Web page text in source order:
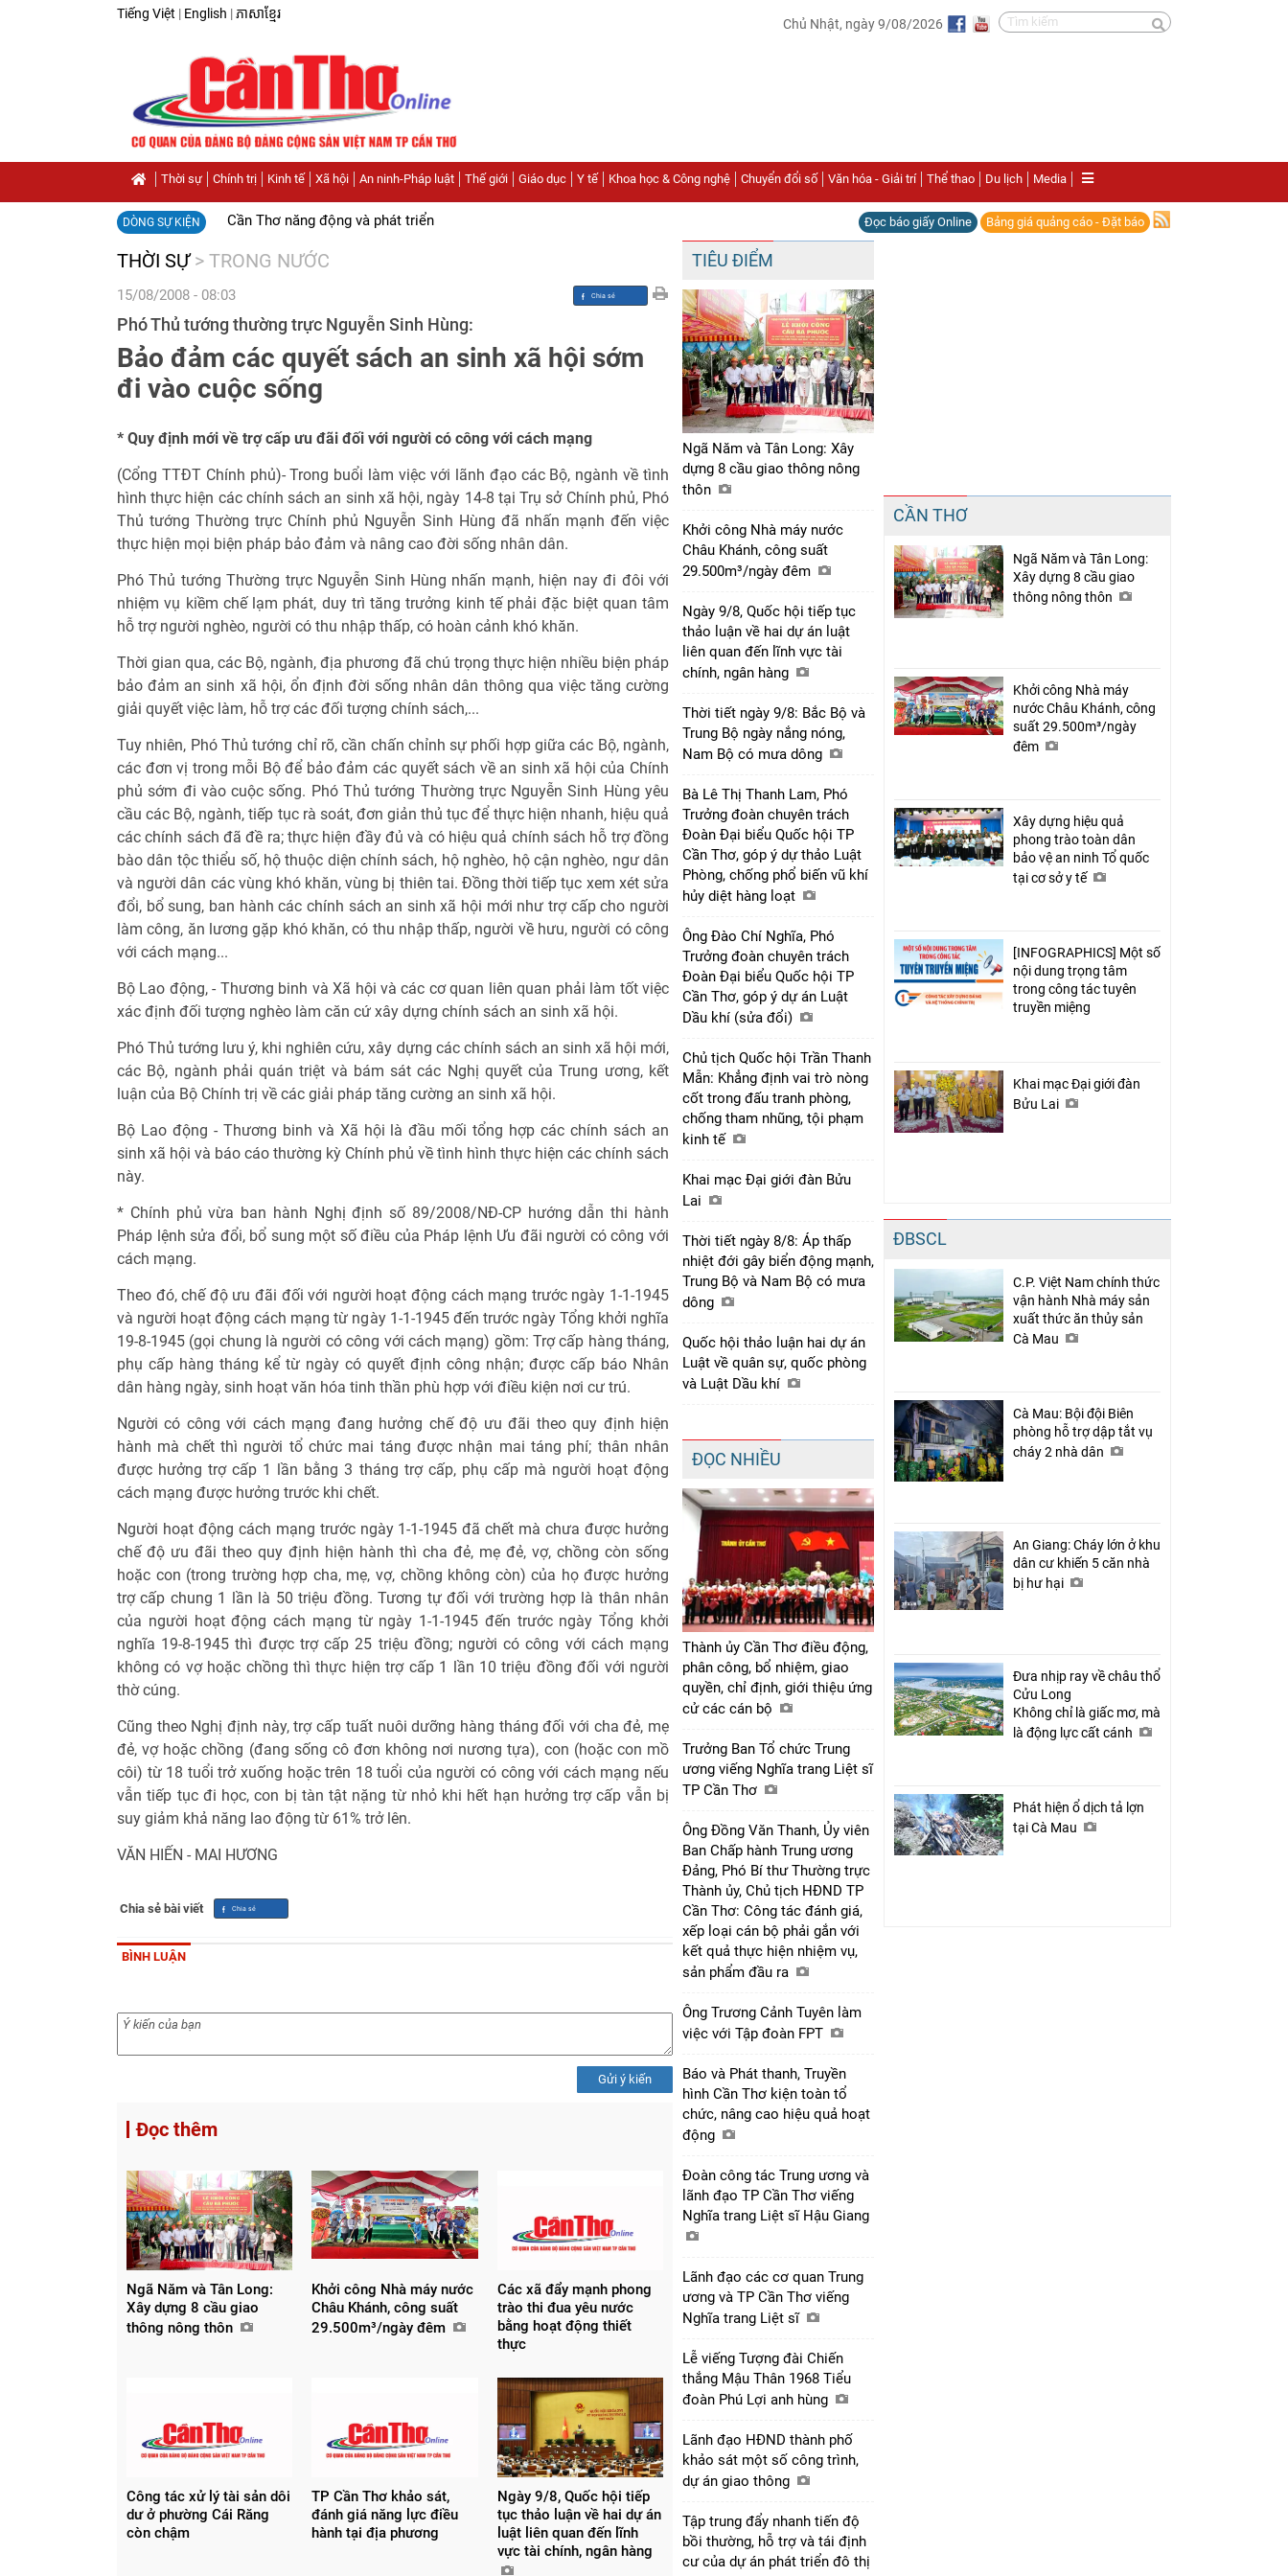
Tiếng Việt | English | ភាសាខ្មែរ
Chủ Nhật, ngày 9/08/2026
Thời sự Chính trị Kinh tế Xã hội An ninh-Pháp luật Thế giới Giáo dục Y tế Khoa học & Công nghệ Chuyển đổi số Văn hóa - Giải trí Thể thao Du lịch Media
DÒNG SỰ KIỆN Cần Thơ năng động và phát triển Đọc báo giấy Online Bảng giá quảng cáo - Đặt báo
THỜI SỰ > TRONG NƯỚC
15/08/2008 - 08:03
Chia sẻ
Phó Thủ tướng thường trực Nguyễn Sinh Hùng:
Bảo đảm các quyết sách an sinh xã hội sớm
đi vào cuộc sống
* Quy định mới về trợ cấp ưu đãi đối với người có công với cách mạng
(Cổng TTĐT Chính phủ)- Trong buổi làm việc với lãnh đạo các Bộ, ngành về tình
hình thực hiện các chính sách an sinh xã hội, ngày 14-8 tại Trụ sở Chính phủ, Phó
Thủ tướng Thường trực Chính phủ Nguyễn Sinh Hùng đã nhấn mạnh đến việc
thực hiện mọi biện pháp bảo đảm và nâng cao đời sống nhân dân.
Phó Thủ tướng Thường trực Nguyễn Sinh Hùng nhấn mạnh, hiện nay đi đôi với
nhiệm vụ kiềm chế lạm phát, duy trì tăng trưởng kinh tế phải đặc biệt quan tâm
hỗ trợ người nghèo, người có thu nhập thấp, có hoàn cảnh khó khăn.
Thời gian qua, các Bộ, ngành, địa phương đã chú trọng thực hiện nhiều biện pháp
bảo đảm an sinh xã hội, ổn định đời sống nhân dân thông qua việc tăng cường
giải quyết việc làm, hỗ trợ các đối tượng chính sách,...
Tuy nhiên, Phó Thủ tướng chỉ rõ, cần chấn chỉnh sự phối hợp giữa các Bộ, ngành,
các đơn vị trong mỗi Bộ để bảo đảm các quyết sách về an sinh xã hội của Chính
phủ sớm đi vào cuộc sống. Phó Thủ tướng Thường trực Nguyễn Sinh Hùng yêu
cầu các Bộ, ngành, tiếp tục rà soát, đơn giản thủ tục để thực hiện nhanh, hiệu quả
các chính sách đã đề ra; thực hiện đầy đủ và có hiệu quả chính sách hỗ trợ đồng
bào dân tộc thiểu số, hộ thuộc diện chính sách, hộ nghèo, hộ cận nghèo, ngư dân
và người dân các vùng khó khăn, vùng bị thiên tai. Đồng thời tiếp tục xem xét sửa
đổi, bổ sung, ban hành các chính sách an sinh xã hội mới như trợ cấp cho người
làm công, ăn lương gặp khó khăn, có thu nhập thấp, người về hưu, người có công
với cách mạng...
Bộ Lao động, - Thương binh và Xã hội và các cơ quan liên quan phải làm tốt việc
xác định đối tượng nghèo làm căn cứ xây dựng chính sách an sinh xã hội.
Phó Thủ tướng lưu ý, khi nghiên cứu, xây dựng các chính sách an sinh xã hội mới,
các Bộ, ngành phải quán triệt và bám sát các Nghị quyết của Trung ương, kết
luận của Bộ Chính trị về các giải pháp tăng cường an sinh xã hội.
Bộ Lao động - Thương binh và Xã hội là đầu mối tổng hợp các chính sách an
sinh xã hội và báo cáo thường kỳ Chính phủ về tình hình thực hiện các chính sách
này.
* Chính phủ vừa ban hành Nghị định số 89/2008/NĐ-CP hướng dẫn thi hành
Pháp lệnh sửa đổi, bổ sung một số điều của Pháp lệnh Ưu đãi người có công với
cách mạng.
Theo đó, chế độ ưu đãi đối với người hoạt động cách mạng trước ngày 1-1-1945
và người hoạt động cách mạng từ ngày 1-1-1945 đến trước ngày Tổng khởi nghĩa
19-8-1945 (gọi chung là người có công với cách mạng) gồm: Trợ cấp hàng tháng,
phụ cấp hàng tháng kể từ ngày có quyết định công nhận; được cấp báo Nhân
dân hàng ngày, sinh hoạt văn hóa tinh thần phù hợp với điều kiện nơi cư trú.
Người có công với cách mạng đang hưởng chế độ ưu đãi theo quy định hiện
hành mà chết thì người tổ chức mai táng được nhận mai táng phí; thân nhân
được hưởng trợ cấp 1 lần bằng 3 tháng trợ cấp, phụ cấp mà người hoạt động
cách mạng được hưởng trước khi chết.
Người hoạt động cách mạng trước ngày 1-1-1945 đã chết mà chưa được hưởng
chế độ ưu đãi theo quy định hiện hành thì cha đẻ, mẹ đẻ, vợ, chồng còn sống
hoặc con (trong trường hợp cha, mẹ, vợ, chồng không còn) của họ được hưởng
trợ cấp chung 1 lần là 50 triệu đồng. Tương tự đối với trường hợp là thân nhân
của người hoạt động cách mạng từ ngày 1-1-1945 đến trước ngày Tổng khởi
nghĩa 19-8-1945 thì được trợ cấp 25 triệu đồng; người có công với cách mạng
không có vợ hoặc chồng thì thực hiện trợ cấp 1 lần 10 triệu đồng đối với người
thờ cúng.
Cũng theo Nghị định này, trợ cấp tuất nuôi dưỡng hàng tháng đối với cha đẻ, mẹ
đẻ, vợ hoặc chồng (đang sống cô đơn không nơi nương tựa), con (hoặc con mồ
côi) từ 18 tuổi trở xuống hoặc trên 18 tuổi của người có công với cách mạng nếu
vẫn tiếp tục đi học, con bị tàn tật nặng từ nhỏ khi hết hạn hưởng trợ cấp vẫn bị
suy giảm khả năng lao động từ 61% trở lên.
VĂN HIẾN - MAI HƯƠNG
Chia sẻ bài viết
BÌNH LUẬN
Gửi ý kiến
Đọc thêm
Ngã Năm và Tân Long:
Xây dựng 8 cầu giao
thông nông thôn
Khởi công Nhà máy nước
Châu Khánh, công suất
29.500m³/ngày đêm
Các xã đẩy mạnh phong
trào thi đua yêu nước
bằng hoạt động thiết
thực
Công tác xử lý tài sản dôi
dư ở phường Cái Răng
còn chậm
TP Cần Thơ khảo sát,
đánh giá năng lực điều
hành tại địa phương
Ngày 9/8, Quốc hội tiếp
tục thảo luận về hai dự án
luật liên quan đến lĩnh
vực tài chính, ngân hàng
TIÊU ĐIỂM
Ngã Năm và Tân Long: Xây
dựng 8 cầu giao thông nông
thôn
Khởi công Nhà máy nước
Châu Khánh, công suất
29.500m³/ngày đêm
Ngày 9/8, Quốc hội tiếp tục
thảo luận về hai dự án luật
liên quan đến lĩnh vực tài
chính, ngân hàng
Thời tiết ngày 9/8: Bắc Bộ và
Trung Bộ ngày nắng nóng,
Nam Bộ có mưa dông
Bà Lê Thị Thanh Lam, Phó
Trưởng đoàn chuyên trách
Đoàn Đại biểu Quốc hội TP
Cần Thơ, góp ý dự thảo Luật
Phòng, chống phổ biến vũ khí
hủy diệt hàng loạt
Ông Đào Chí Nghĩa, Phó
Trưởng đoàn chuyên trách
Đoàn Đại biểu Quốc hội TP
Cần Thơ, góp ý dự án Luật
Dầu khí (sửa đổi)
Chủ tịch Quốc hội Trần Thanh
Mẫn: Khẳng định vai trò nòng
cốt trong đấu tranh phòng,
chống tham nhũng, tội phạm
kinh tế
Khai mạc Đại giới đàn Bửu
Lai
Thời tiết ngày 8/8: Áp thấp
nhiệt đới gây biển động mạnh,
Trung Bộ và Nam Bộ có mưa
dông
Quốc hội thảo luận hai dự án
Luật về quân sự, quốc phòng
và Luật Dầu khí
ĐỌC NHIỀU
Thành ủy Cần Thơ điều động,
phân công, bổ nhiệm, giao
quyền, chỉ định, giới thiệu ứng
cử các cán bộ
Trưởng Ban Tổ chức Trung
ương viếng Nghĩa trang Liệt sĩ
TP Cần Thơ
Ông Đồng Văn Thanh, Ủy viên
Ban Chấp hành Trung ương
Đảng, Phó Bí thư Thường trực
Thành ủy, Chủ tịch HĐND TP
Cần Thơ: Công tác đánh giá,
xếp loại cán bộ phải gắn với
kết quả thực hiện nhiệm vụ,
sản phẩm đầu ra
Ông Trương Cảnh Tuyên làm
việc với Tập đoàn FPT
Báo và Phát thanh, Truyền
hình Cần Thơ kiện toàn tổ
chức, nâng cao hiệu quả hoạt
động
Đoàn công tác Trung ương và
lãnh đạo TP Cần Thơ viếng
Nghĩa trang Liệt sĩ Hậu Giang
Lãnh đạo các cơ quan Trung
ương và TP Cần Thơ viếng
Nghĩa trang Liệt sĩ
Lễ viếng Tượng đài Chiến
thắng Mậu Thân 1968 Tiểu
đoàn Phú Lợi anh hùng
Lãnh đạo HĐND thành phố
khảo sát một số công trình,
dự án giao thông
Tập trung đẩy nhanh tiến độ
bồi thường, hỗ trợ và tái định
cư của dự án phát triển đô thị
CẦN THƠ
Ngã Năm và Tân Long:
Xây dựng 8 cầu giao
thông nông thôn
Khởi công Nhà máy
nước Châu Khánh, công
suất 29.500m³/ngày
đêm
Xây dựng hiệu quả
phong trào toàn dân
bảo vệ an ninh Tổ quốc
tại cơ sở y tế
[INFOGRAPHICS] Một số
nội dung trọng tâm
trong công tác tuyên
truyền miệng
Khai mạc Đại giới đàn
Bửu Lai
ĐBSCL
C.P. Việt Nam chính thức
vận hành Nhà máy sản
xuất thức ăn thủy sản
Cà Mau
Cà Mau: Bội đội Biên
phòng hỗ trợ dập tắt vụ
cháy 2 nhà dân
An Giang: Cháy lớn ở khu
dân cư khiến 5 căn nhà
bị hư hại
Đưa nhịp ray về châu thổ
Cửu Long
Không chỉ là giấc mơ, mà
là động lực cất cánh
Phát hiện ổ dịch tả lợn
tại Cà Mau